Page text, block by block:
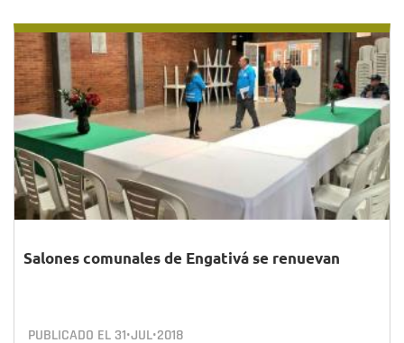
Salones comunales de Engativá se renuevan
PUBLICADO EL 31•JUL•2018